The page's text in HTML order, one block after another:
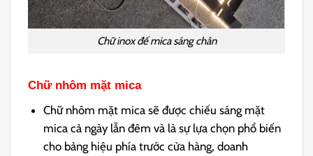
Chữ inox đế mica sáng chân
Chữ nhôm mặt mica
Chữ nhôm mặt mica sẽ được chiếu sáng mặt
mica cả ngày lẫn đêm và là sự lựa chọn phổ biến
cho bảng hiệu phía trước cửa hàng, doanh